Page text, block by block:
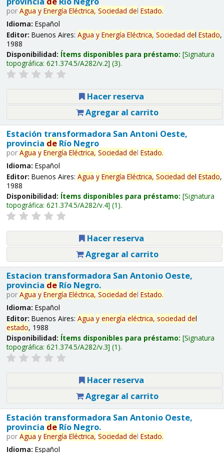
por Agua y Energía Eléctrica, Sociedad del Estado.
Idioma: Español
Editor: Buenos Aires: Agua y Energía Eléctrica, Sociedad del Estado,
1988
Disponibilidad: Ítems disponibles para préstamo: Signatura
topográfica: 621.374.5/A282/v.2 (3).
Hacer reserva
Agregar al carrito
Estación transformadora San Antoni Oeste,
provincia deRío Negro
por Agua y Energía Eléctrica, Sociedad del Estado.
Idioma: Español
Editor: Buenos Aires: Agua y Energía Eléctrica, Sociedad del Estado,
1988
Disponibilidad: Ítems disponibles para préstamo: Signatura
topográfica: 621.374.5/A282/v.4 (1).
Hacer reserva
Agregar al carrito
Estacion transformadora San Antonio Oeste,
provincia deRío Negro.
por Agua y Energía Eléctrica, Sociedad del Estado.
Idioma: Español
Editor: Buenos Aires: Agua y energía eléctrica, sociedad del
estado, 1988
Disponibilidad: Ítems disponibles para préstamo: Signatura
topográfica: 621.374.5/A282/v.3 (1).
Hacer reserva
Agregar al carrito
Estación transformadora San Antonio Oeste,
provincia deRío Negro.
por Agua y Energía Eléctrica, Sociedad del Estado.
Idioma: Español